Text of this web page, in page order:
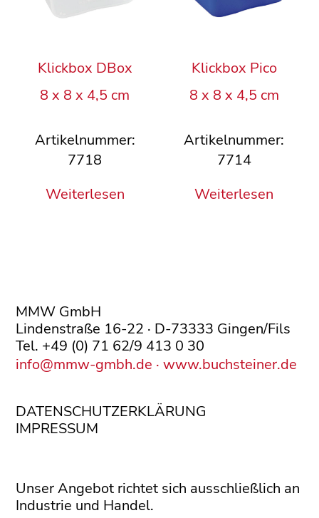
Klickbox Pico
8 x 8 x 4,5 cm
Artikelnummer:
7714
Weiterlesen
Klickbox DBox
8 x 8 x 4,5 cm
Artikelnummer:
7718
Weiterlesen
MMW GmbH
Lindenstraße 16-22 · D-73333 Gingen/Fils
Tel. +49 (0) 71 62/9 413 0 30
info@mmw-gmbh.de · www.buchsteiner.de
DATENSCHUTZERKLÄRUNG
IMPRESSUM
Unser Angebot richtet sich ausschließlich an
Industrie und Handel.